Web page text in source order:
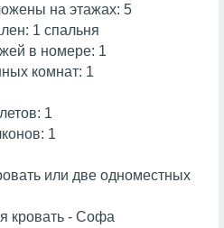
на этажах: 5
1 спальня
в номере: 1
комнат: 1
1
1
или две одноместных
кровать - Софа